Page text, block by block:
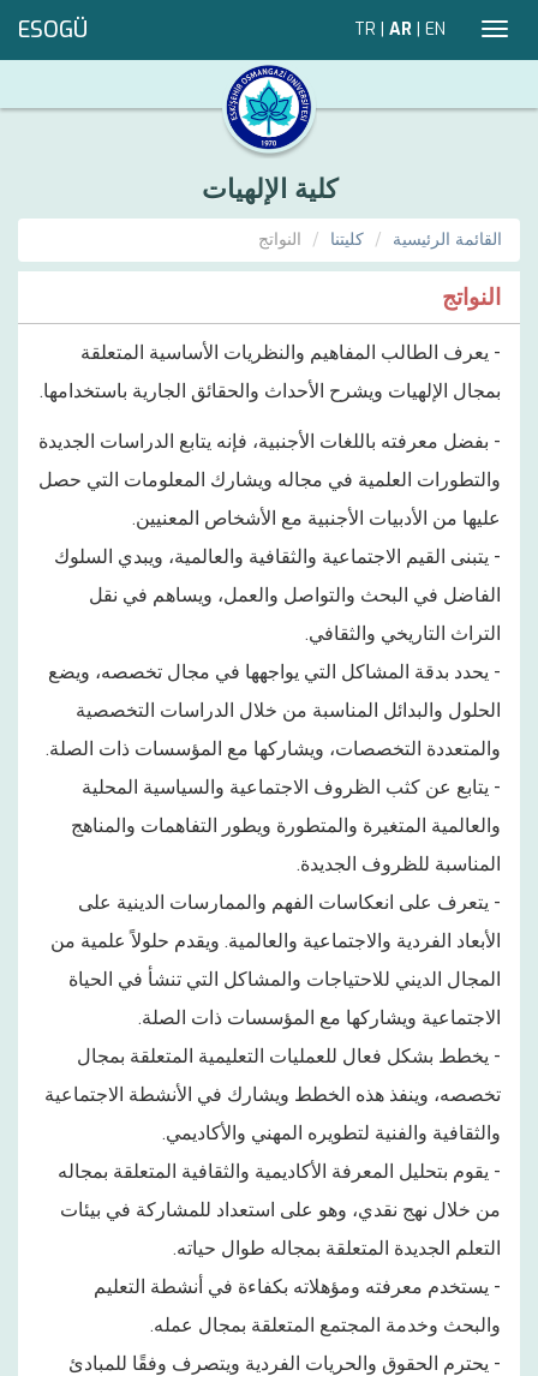
ESOGÜ TR | AR | EN
كلية الإلهيات
القائمة الرئيسية كليتنا النواتج
النواتج
- يعرف الطالب المفاهيم والنظريات الأساسية المتعلقة
بمجال الإلهيات ويشرح الأحداث والحقائق الجارية باستخدامها.
- بفضل معرفته باللغات الأجنبية، فإنه يتابع الدراسات الجديدة
والتطورات العلمية في مجاله ويشارك المعلومات التي حصل
عليها من الأدبيات الأجنبية مع الأشخاص المعنيين.
- يتبنى القيم الاجتماعية والثقافية والعالمية، ويبدي السلوك
الفاضل في البحث والتواصل والعمل، ويساهم في نقل
التراث التاريخي والثقافي.
- يحدد بدقة المشاكل التي يواجهها في مجال تخصصه، ويضع
الحلول والبدائل المناسبة من خلال الدراسات التخصصية
والمتعددة التخصصات، ويشاركها مع المؤسسات ذات الصلة.
- يتابع عن كثب الظروف الاجتماعية والسياسية المحلية
والعالمية المتغيرة والمتطورة ويطور التفاهمات والمناهج
المناسبة للظروف الجديدة.
- يتعرف على انعكاسات الفهم والممارسات الدينية على
الأبعاد الفردية والاجتماعية والعالمية. ويقدم حلولاً علمية من
المجال الديني للاحتياجات والمشاكل التي تنشأ في الحياة
الاجتماعية ويشاركها مع المؤسسات ذات الصلة.
- يخطط بشكل فعال للعمليات التعليمية المتعلقة بمجال
تخصصه، وينفذ هذه الخطط ويشارك في الأنشطة الاجتماعية
والثقافية والفنية لتطويره المهني والأكاديمي.
- يقوم بتحليل المعرفة الأكاديمية والثقافية المتعلقة بمجاله
من خلال نهج نقدي، وهو على استعداد للمشاركة في بيئات
التعلم الجديدة المتعلقة بمجاله طوال حياته.
- يستخدم معرفته ومؤهلاته بكفاءة في أنشطة التعليم
والبحث وخدمة المجتمع المتعلقة بمجال عمله.
- يحترم الحقوق والحريات الفردية ويتصرف وفقًا للمبادئ